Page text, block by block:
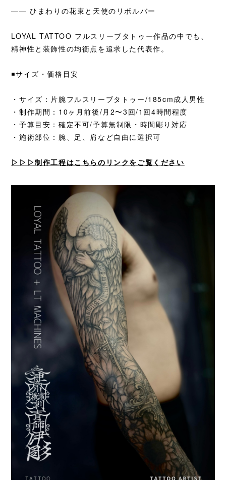
—— ひまわりの花束と天使のリボルバー
LOYAL TATTOO フルスリーブタトゥー作品の中でも、
精神性と装飾性の均衡点を追求した代表作。
◾️サイズ・価格目安
・サイズ：片腕フルスリーブタトゥー/185cm成人男性
・制作期間：10ヶ月前後/月2〜3回/1回4時間程度
・予算目安：確定不可/予算無制限・時間彫り対応
・施術部位：腕、足、肩など自由に選択可
▷▷▷制作工程はこちらのリンクをご覧ください